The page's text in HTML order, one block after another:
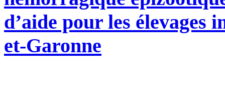
d’aide pour les élevages
et-Garonne